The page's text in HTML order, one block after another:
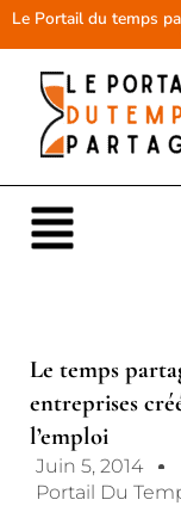
AllerLe Portail du temps
Main
Menu
Le temps
entreprises
l’emploi
Juin 5, 2014
Portail Du